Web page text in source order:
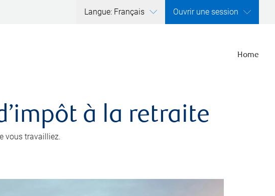
Langue: Français Ouvrir une session
Home
à la retraite
vous travailliez.